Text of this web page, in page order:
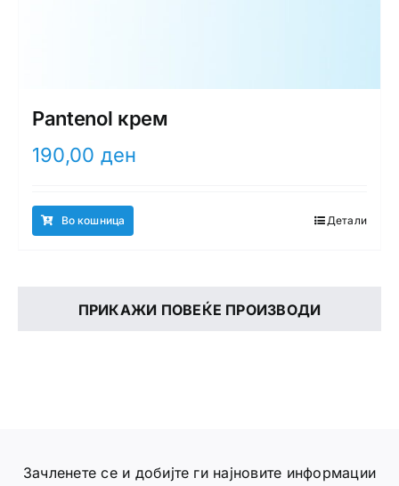
Pantenol крем
190,00 ден
Во кошница Детали
ПРИКАЖИ ПОВЕЌЕ ПРОИЗВОДИ
Зачленете се и добијте ги најновите информации